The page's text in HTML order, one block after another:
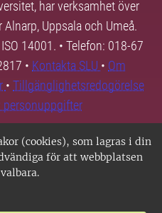
(cookies), som lagras i din
för att webbplatsen
har verksamhet över
Uppsala och Umeå.
14001. • Telefon: 018-67
• Kontakta SLU • Om
• Tillgänglighetsredogörelse
personuppgifter